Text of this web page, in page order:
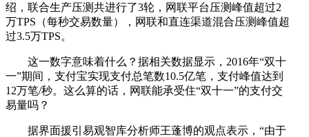
绍，联合生产压测共进行了3轮，网联平台压测峰值超过2
万TPS（每秒交易数量），网联和直连渠道混合压测峰值超
过3.5万TPS。
这一数字意味着什么？据相关数据显示，2016年“双十
一”期间，支付宝实现支付总笔数10.5亿笔，支付峰值达到
12万笔/秒。这么算的话，网联能承受住“双十一”的支付交
易量吗？
据界面援引易观智库分析师王蓬博的观点表示，“由于